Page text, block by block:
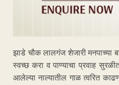
झाडे चौक लालगंज शेजारी मनपाच्या
स्वच्छ करा व पाण्याचा प्रवाह
आलेल्या नाल्यातील गाळ त्वरित